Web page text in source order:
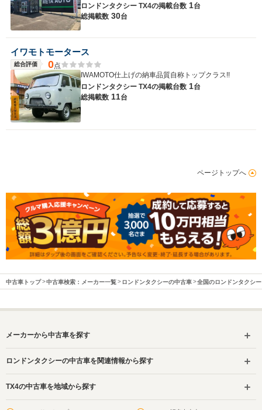
WLTCモード
燃費
ホイールベース
-m
-
ロンドンタクシー TX4の掲載台数 1台
総掲載数 30台
イワモトモータース
総合評価 0点
IWAMOTO仕上げの納車品質自称トップクラス!!
ロンドンタクシー TX4の掲載台数 1台
総掲載数 11台
ページトップへ
中古車トップ 中古車検索：メーカー一覧 ロンドンタクシーの中古車 全国のロンドンタクシー
メーカーから中古車を探す
ロンドンタクシーの中古車を関連情報から探す
TX4の中古車を地域から探す